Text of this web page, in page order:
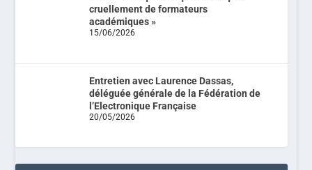
cruellement de formateurs
académiques »
15/06/2026
Entretien avec Laurence Dassas,
déléguée générale de la Fédération de
l’Electronique Française
20/05/2026